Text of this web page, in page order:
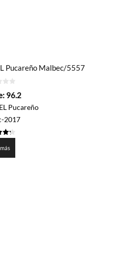
Pucareño Malbec/5557
96.2
Pucareño
2017